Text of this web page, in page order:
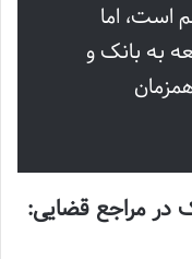
است، اما
به بانک و
در مراجع قضایی: